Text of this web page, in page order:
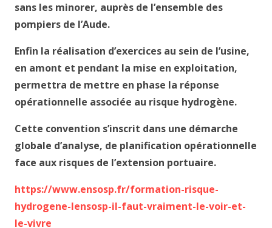
sans les minorer, auprès de l’ensemble des
pompiers de l’Aude.
Enfin la réalisation d’exercices au sein de l’usine,
en amont et pendant la mise en exploitation,
permettra de mettre en phase la réponse
opérationnelle associée au risque hydrogène.
Cette convention s’inscrit dans une démarche
globale d’analyse, de planification opérationnelle
face aux risques de l’extension portuaire.
https://www.ensosp.fr/formation-risque-
hydrogene-lensosp-il-faut-vraiment-le-voir-et-
le-vivre